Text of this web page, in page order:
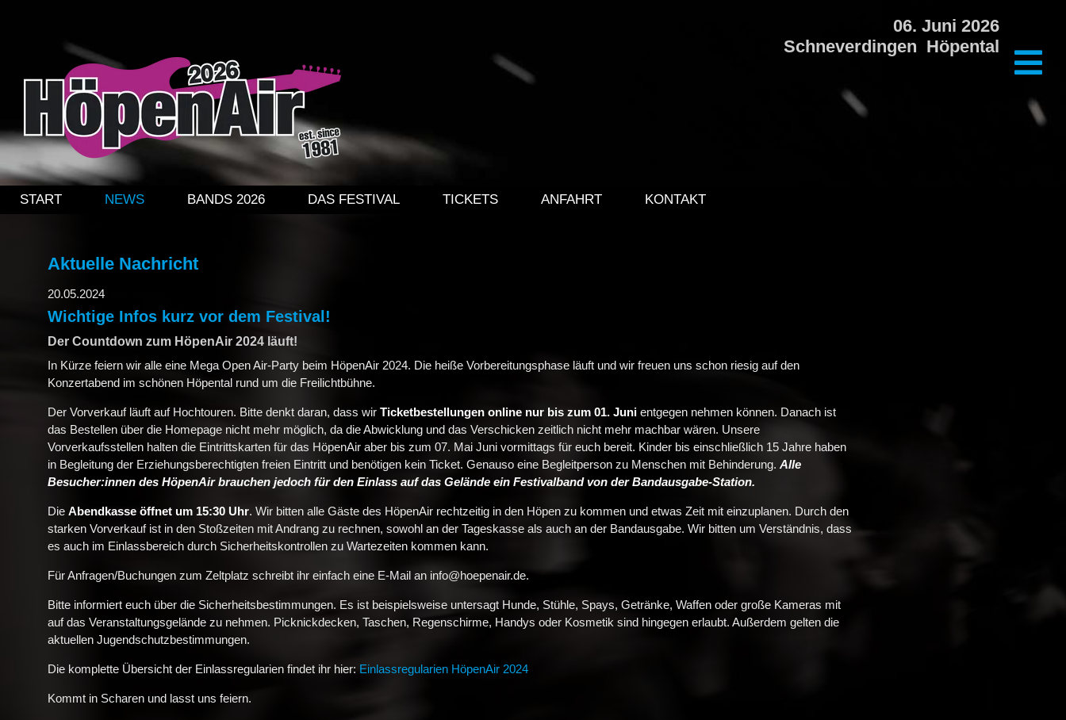
06. Juni 2026
Schneverdingen Höpental
NAVIGATION ÜBERSPRINGEN
START NEWS BANDS 2026 DAS FESTIVAL TICKETS ANFAHRT KONTAKT
Aktuelle Nachricht
20.05.2024
Wichtige Infos kurz vor dem Festival!
Der Countdown zum HöpenAir 2024 läuft!
In Kürze feiern wir alle eine Mega Open Air-Party beim HöpenAir 2024. Die heiße Vorbereitungsphase läuft und wir freuen uns schon riesig auf den
Konzertabend im schönen Höpental rund um die Freilichtbühne.
Der Vorverkauf läuft auf Hochtouren. Bitte denkt daran, dass wir Ticketbestellungen online nur bis zum 01. Juni entgegen nehmen können. Danach ist
das Bestellen über die Homepage nicht mehr möglich, da die Abwicklung und das Verschicken zeitlich nicht mehr machbar wären. Unsere
Vorverkaufsstellen halten die Eintrittskarten für das HöpenAir aber bis zum 07. Mai Juni vormittags für euch bereit. Kinder bis einschließlich 15 Jahre haben
in Begleitung der Erziehungsberechtigten freien Eintritt und benötigen kein Ticket. Genauso eine Begleitperson zu Menschen mit Behinderung. Alle
Besucher:innen des HöpenAir brauchen jedoch für den Einlass auf das Gelände ein Festivalband von der Bandausgabe-Station.
Die Abendkasse öffnet um 15:30 Uhr. Wir bitten alle Gäste des HöpenAir rechtzeitig in den Höpen zu kommen und etwas Zeit mit einzuplanen. Durch den
starken Vorverkauf ist in den Stoßzeiten mit Andrang zu rechnen, sowohl an der Tageskasse als auch an der Bandausgabe. Wir bitten um Verständnis, dass
es auch im Einlassbereich durch Sicherheitskontrollen zu Wartezeiten kommen kann.
Für Anfragen/Buchungen zum Zeltplatz schreibt ihr einfach eine E-Mail an info@hoepenair.de.
Bitte informiert euch über die Sicherheitsbestimmungen. Es ist beispielsweise untersagt Hunde, Stühle, Spays, Getränke, Waffen oder große Kameras mit
auf das Veranstaltungsgelände zu nehmen. Picknickdecken, Taschen, Regenschirme, Handys oder Kosmetik sind hingegen erlaubt. Außerdem gelten die
aktuellen Jugendschutzbestimmungen.
Die komplette Übersicht der Einlassregularien findet ihr hier: Einlassregularien HöpenAir 2024
Kommt in Scharen und lasst uns feiern.
PREISE + VERPFLEGUNG
ÜBERNACHTUNG
KINDERPROGRAMM
ÜBER DAS FESTIVAL
GALERIE HÖPENAIR 2024
GALERIE HÖPENAIR 2022